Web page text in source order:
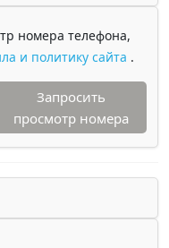
номера телефона,
и политику сайта .
Запросить
просмотр номера